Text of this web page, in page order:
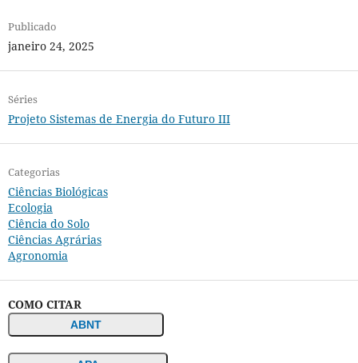
Publicado
janeiro 24, 2025
Séries
Projeto Sistemas de Energia do Futuro III
Categorias
Ciências Biológicas
Ecologia
Ciência do Solo
Ciências Agrárias
Agronomia
COMO CITAR
ABNT